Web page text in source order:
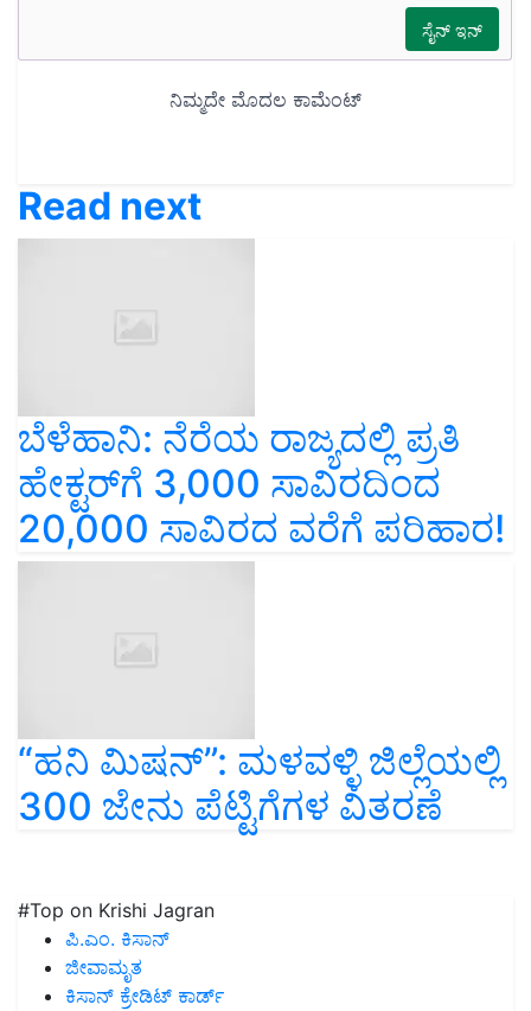
Read next
ಬೆಳೆಹಾನಿ: ನೆರೆಯ ರಾಜ್ಯದಲ್ಲಿ ಪ್ರತಿ
ಹೇಕ್ಟರ್‌ಗೆ 3,000 ಸಾವಿರದಿಂದ
20,000 ಸಾವಿರದ ವರೆಗೆ ಪರಿಹಾರ!
“ಹನಿ ಮಿಷನ್”: ಮಳವಳ್ಳಿ ಜಿಲ್ಲೆಯಲ್ಲಿ
300 ಜೇನು ಪೆಟ್ಟಿಗೆಗಳ ವಿತರಣೆ
#Top on Krishi Jagran
ಪಿ.ಎಂ. ಕಿಸಾನ್
ಜೀವಾಮೃತ
ಕಿಸಾನ್ ಕ್ರೇಡಿಟ್ ಕಾರ್ಡ್